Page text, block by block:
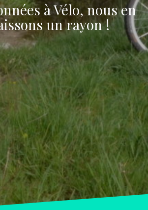
à Vélo, nous en
un rayon !